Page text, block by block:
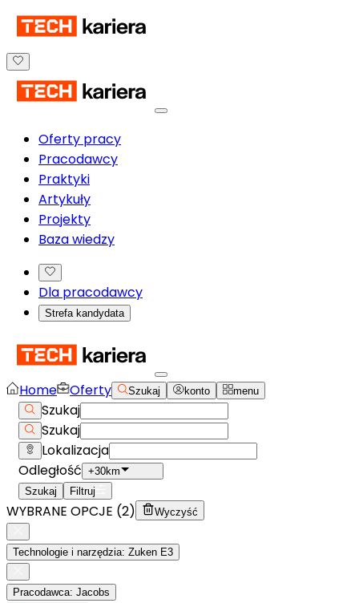
Oferty pracy
Pracodawcy
Praktyki
Artykuły
Projekty
Baza wiedzy
Dla pracodawcy
Strefa kandydata
Home Oferty Szukaj konto menu
Szukaj
Szukaj
Lokalizacja
Odległość +30km
Szukaj
Filtruj
WYBRANE OPCJE (2) Wyczyść
Technologie i narzędzia: Zuken E3
Pracodawca: Jacobs